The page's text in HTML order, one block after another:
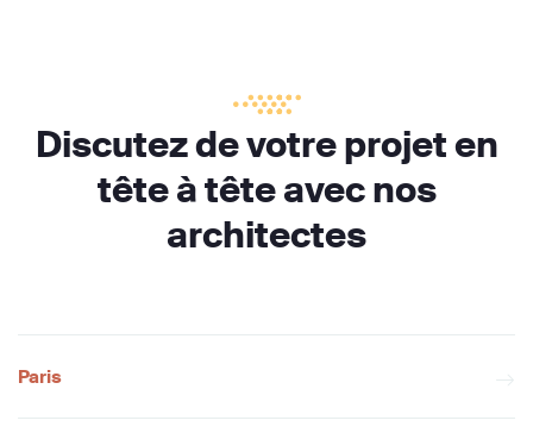
Discutez de votre projet en
tête à tête avec nos
architectes
Paris